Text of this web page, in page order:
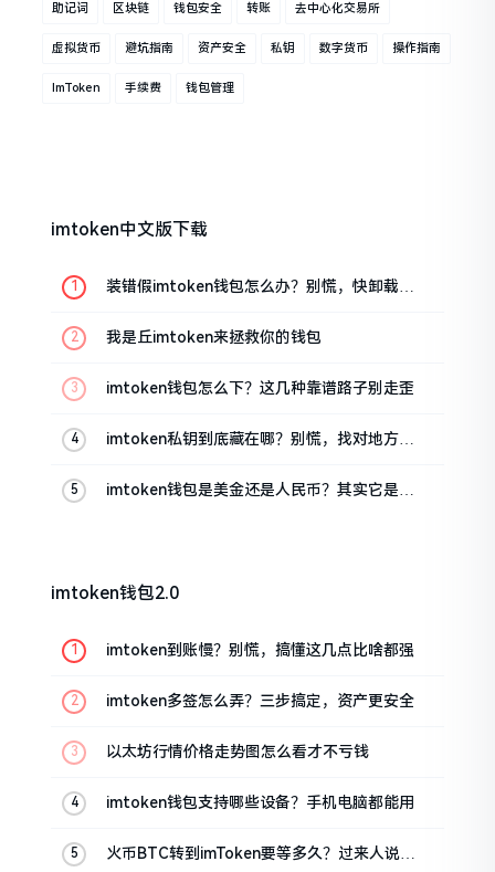
助记词 区块链 钱包安全 转账 去中心化交易所
虚拟货币 避坑指南 资产安全 私钥 数字货币 操作指南
ImToken 手续费 钱包管理
imtoken中文版下载
装错假imtoken钱包怎么办？别慌，快卸载，
我是丘imtoken来拯救你的钱包
imtoken钱包怎么下？这几种靠谱路子别走歪
imtoken私钥到底藏在哪？别慌，找对地方才
imtoken钱包是美金还是人民币？其实它是个
imtoken钱包2.0
imtoken到账慢？别慌，搞懂这几点比啥都强
imtoken多签怎么弄？三步搞定，资产更安全
以太坊行情价格走势图怎么看才不亏钱
imtoken钱包支持哪些设备？手机电脑都能用
火币BTC转到imToken要等多久？过来人说说